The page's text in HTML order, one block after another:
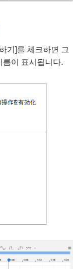
기]를 체크하면 그
름이 표시됩니다.